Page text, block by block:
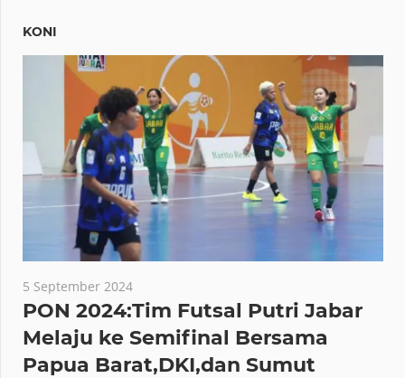
KONI
5 September 2024
PON 2024:Tim Futsal Putri Jabar
Melaju ke Semifinal Bersama
Papua Barat,DKI,dan Sumut